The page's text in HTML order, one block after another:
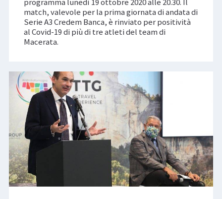
match, valevole per la prima giornata di andata di
Serie A3 Credem Banca, è rinviato per positività
al Covid-19 di più di tre atleti del team di
Macerata.